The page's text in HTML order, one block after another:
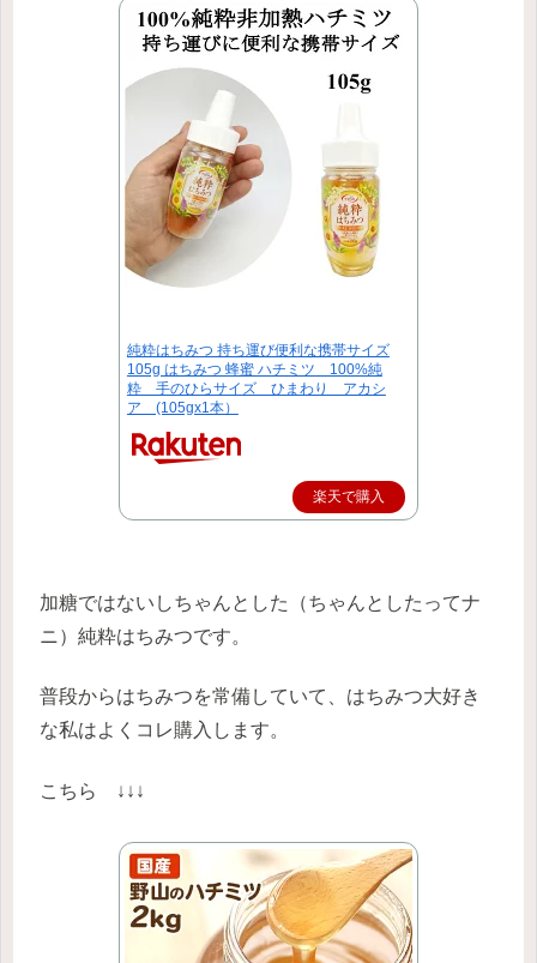
純粋はちみつ 持ち運び便利な携帯サイズ
105g はちみつ 蜂蜜 ハチミツ 100%純
粋 手のひらサイズ ひまわり アカシ
ア (105gx1本）
楽天で購入
加糖ではないしちゃんとした（ちゃんとしたってナ
ニ）純粋はちみつです。
普段からはちみつを常備していて、はちみつ大好き
な私はよくコレ購入します。
こちら ↓↓↓